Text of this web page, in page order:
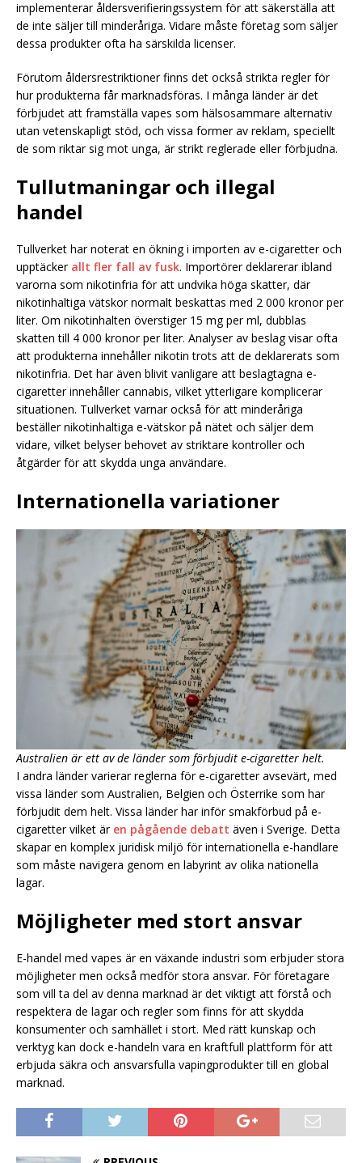
implementerar åldersverifieringssystem för att säkerställa att
de inte säljer till minderåriga. Vidare måste företag som säljer
dessa produkter ofta ha särskilda licenser.
Förutom åldersrestriktioner finns det också strikta regler för
hur produkterna får marknadsföras. I många länder är det
förbjudet att framställa vapes som hälsosammare alternativ
utan vetenskapligt stöd, och vissa former av reklam, speciellt
de som riktar sig mot unga, är strikt reglerade eller förbjudna.
Tullutmaningar och illegal
handel
Tullverket har noterat en ökning i importen av e-cigaretter och
upptäcker allt fler fall av fusk. Importörer deklarerar ibland
varorna som nikotinfria för att undvika höga skatter, där
nikotinhaltiga vätskor normalt beskattas med 2 000 kronor per
liter. Om nikotinhalten överstiger 15 mg per ml, dubblas
skatten till 4 000 kronor per liter. Analyser av beslag visar ofta
att produkterna innehåller nikotin trots att de deklarerats som
nikotinfria. Det har även blivit vanligare att beslagtagna e-
cigaretter innehåller cannabis, vilket ytterligare komplicerar
situationen. Tullverket varnar också för att minderåriga
beställer nikotinhaltiga e-vätskor på nätet och säljer dem
vidare, vilket belyser behovet av striktare kontroller och
åtgärder för att skydda unga användare.
Internationella variationer
Australien är ett av de länder som förbjudit e-cigaretter helt.
I andra länder varierar reglerna för e-cigaretter avsevärt, med
vissa länder som Australien, Belgien och Österrike som har
förbjudit dem helt. Vissa länder har inför smakförbud på e-
cigaretter vilket är en pågående debatt även i Sverige. Detta
skapar en komplex juridisk miljö för internationella e-handlare
som måste navigera genom en labyrint av olika nationella
lagar.
Möjligheter med stort ansvar
E-handel med vapes är en växande industri som erbjuder stora
möjligheter men också medför stora ansvar. För företagare
som vill ta del av denna marknad är det viktigt att förstå och
respektera de lagar och regler som finns för att skydda
konsumenter och samhället i stort. Med rätt kunskap och
verktyg kan dock e-handeln vara en kraftfull plattform för att
erbjuda säkra och ansvarsfulla vapingprodukter till en global
marknad.